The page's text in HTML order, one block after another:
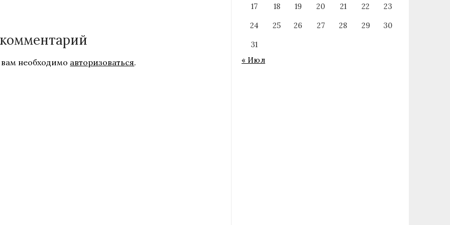
необходимо авторизоваться.
17 18 19 20 21 22
23
24
25 26 27 28 29
30
31
« Июл